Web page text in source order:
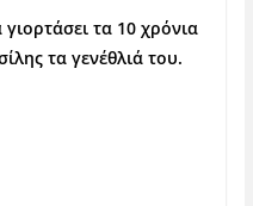
τα 10 χρόνια
τα γενέθλιά του.